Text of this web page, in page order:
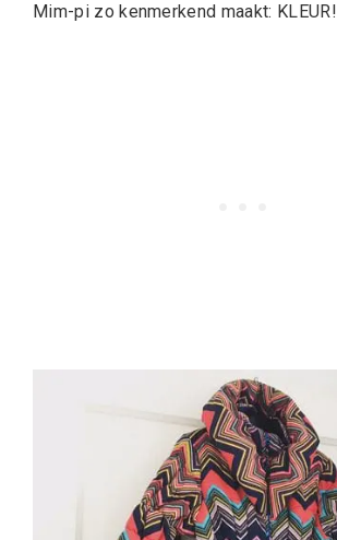
Mim-pi zo kenmerkend maakt: KLEUR!